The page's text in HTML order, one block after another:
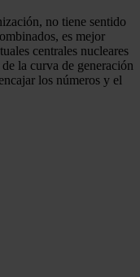
no tiene sentido
es mejor
centrales nucleares
la curva de generación
los números y el